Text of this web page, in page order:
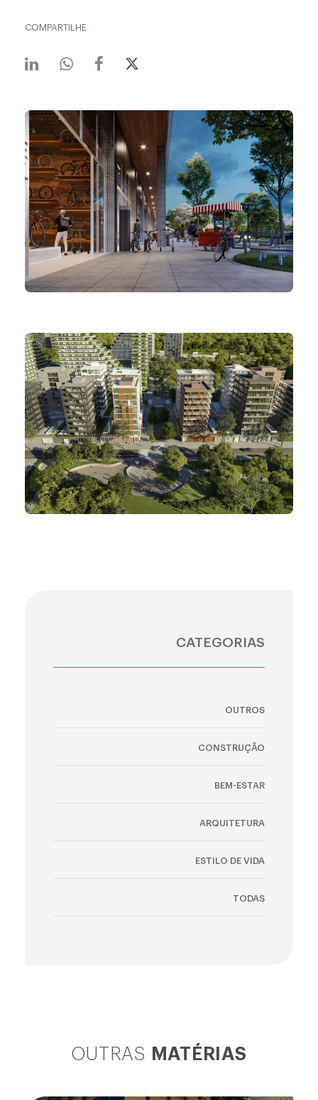
COMPARTILHE
CATEGORIAS
OUTROS
CONSTRUÇÃO
BEM-ESTAR
ARQUITETURA
ESTILO DE VIDA
TODAS
OUTRAS MATÉRIAS